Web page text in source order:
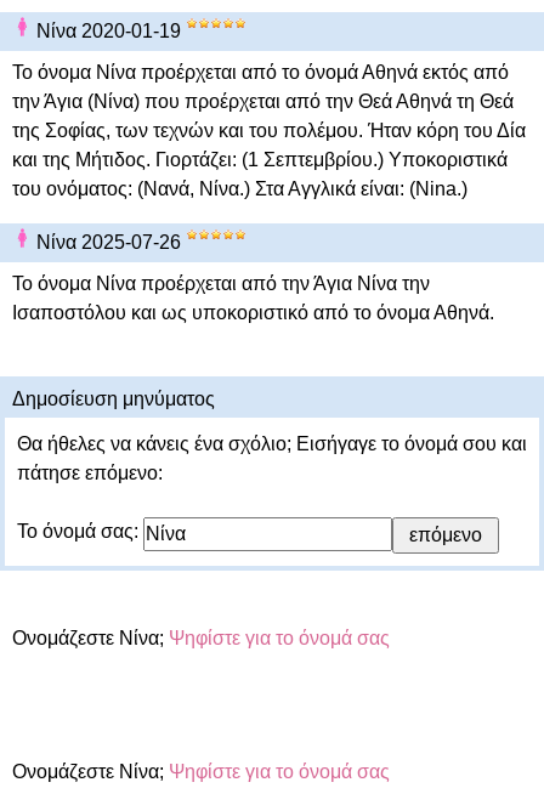
Νίνα 2020-01-19
Το όνομα Νίνα προέρχεται από το όνομά Αθηνά εκτός από
την Άγια (Νίνα) που προέρχεται από την Θεά Αθηνά τη Θεά
της Σοφίας, των τεχνών και του πολέμου. Ήταν κόρη του Δία
και της Μήτιδος. Γιορτάζει: (1 Σεπτεμβρίου.) Υποκοριστικά
του ονόματος: (Νανά, Νίνα.) Στα Αγγλικά είναι: (Nina.)
Νίνα 2025-07-26
Το όνομα Νίνα προέρχεται από την Άγια Νίνα την
Ισαποστόλου και ως υποκοριστικό από το όνομα Αθηνά.
Δημοσίευση μηνύματος
Θα ήθελες να κάνεις ένα σχόλιο; Εισήγαγε το όνομά σου και
πάτησε επόμενο:
Το όνομά σας:
Ονομάζεστε Νίνα; Ψηφίστε για το όνομά σας
Ονομάζεστε Νίνα; Ψηφίστε για το όνομά σας